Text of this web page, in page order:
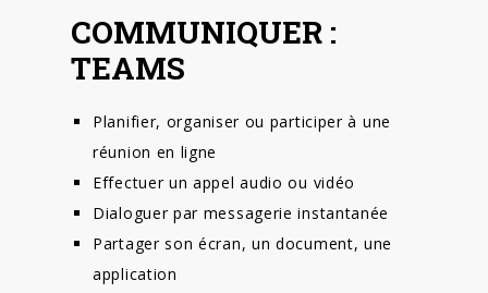
COMMUNIQUER :
TEAMS
Planifier, organiser ou participer à une
réunion en ligne
Effectuer un appel audio ou vidéo
Dialoguer par messagerie instantanée
Partager son écran, un document, une
application